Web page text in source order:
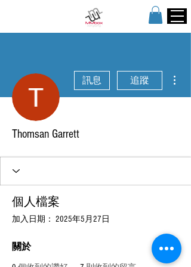
訊息 追蹤
Thomsan Garrett
個人檔案
加入日期： 2025年5月27日
關於